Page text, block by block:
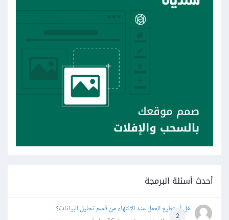
أحدث أسئلة البرمجة
2
هل أستطيع العمل عند الإنتهاء من قسم تحليل البيانات؟